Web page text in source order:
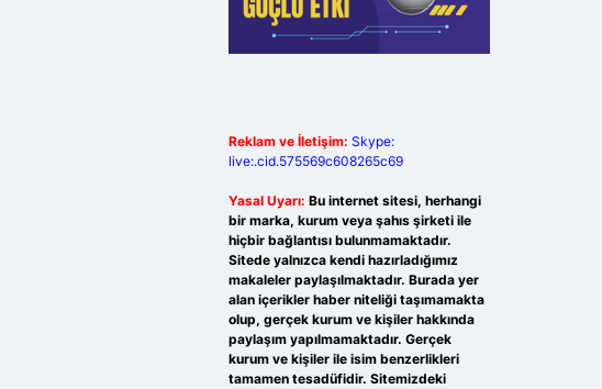
Reklam ve İletişim: Skype:
live:.cid.575569c608265c69
Yasal Uyarı: Bu internet sitesi, herhangi
bir marka, kurum veya şahıs şirketi ile
hiçbir bağlantısı bulunmamaktadır.
Sitede yalnızca kendi hazırladığımız
makaleler paylaşılmaktadır. Burada yer
alan içerikler haber niteliği taşımamakta
olup, gerçek kurum ve kişiler hakkında
paylaşım yapılmamaktadır. Gerçek
kurum ve kişiler ile isim benzerlikleri
tamamen tesadüfidir. Sitemizdeki